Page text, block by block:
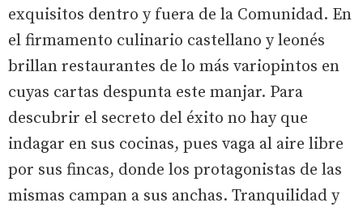
exquisitos dentro y fuera de la Comunidad. En
el firmamento culinario castellano y leonés
brillan restaurantes de lo más variopintos en
cuyas cartas despunta este manjar. Para
descubrir el secreto del éxito no hay que
indagar en sus cocinas, pues vaga al aire libre
por sus fincas, donde los protagonistas de las
mismas campan a sus anchas. Tranquilidad y